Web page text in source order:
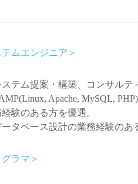
テムエンジニア＞
ステム提案・構築、コンサルテ
Apache, MySQL,
験のある方を優遇。
ータベース設計の業務経験のあ
グラマ＞